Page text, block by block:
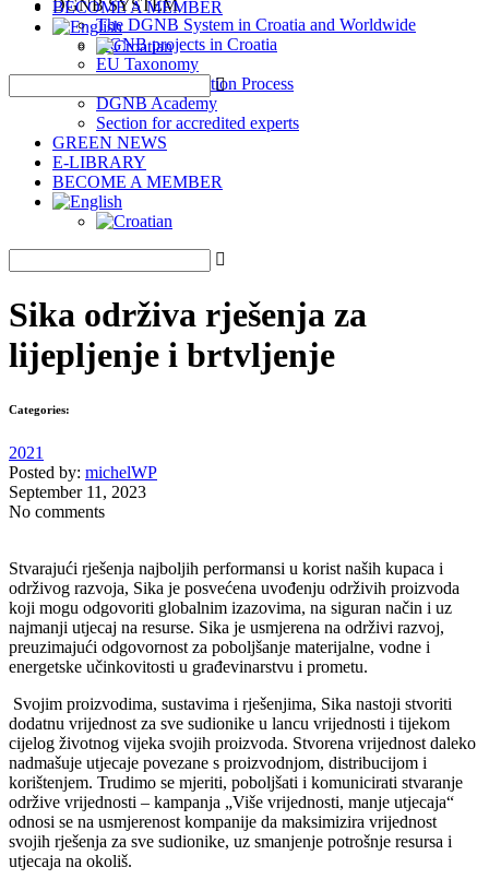
DGNB SYSTEM
The DGNB System in Croatia and Worldwide
DGNB projects in Croatia
EU Taxonomy
DGNB Certification Process
DGNB Academy
Section for accredited experts
GREEN NEWS
E-LIBRARY
BECOME A MEMBER
BECOME A MEMBER
Sika održiva rješenja za
lijepljenje i brtvljenje
Categories:
2021
Posted by: michelWP
September 11, 2023
No comments
Stvarajući rješenja najboljih performansi u korist naših kupaca i
održivog razvoja, Sika je posvećena uvođenju održivih proizvoda
koji mogu odgovoriti globalnim izazovima, na siguran način i uz
najmanji utjecaj na resurse. Sika je usmjerena na održivi razvoj,
preuzimajući odgovornost za poboljšanje materijalne, vodne i
energetske učinkovitosti u građevinarstvu i prometu.
Svojim proizvodima, sustavima i rješenjima, Sika nastoji stvoriti
dodatnu vrijednost za sve sudionike u lancu vrijednosti i tijekom
cijelog životnog vijeka svojih proizvoda. Stvorena vrijednost daleko
nadmašuje utjecaje povezane s proizvodnjom, distribucijom i
korištenjem. Trudimo se mjeriti, poboljšati i komunicirati stvaranje
održive vrijednosti – kampanja „Više vrijednosti, manje utjecaja“
odnosi se na usmjerenost kompanije da maksimizira vrijednost
svojih rješenja za sve sudionike, uz smanjenje potrošnje resursa i
utjecaja na okoliš.